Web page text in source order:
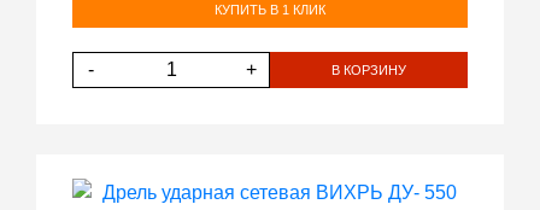
КУПИТЬ В 1 КЛИК
- + В КОРЗИНУ